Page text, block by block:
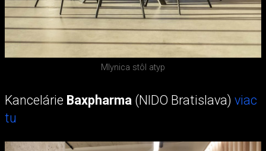
Mlynica stôl atyp
Kancelárie Baxpharma (NIDO Bratislava) viac
tu